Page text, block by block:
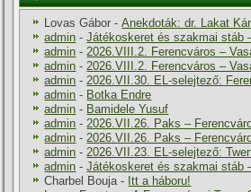
Lovas Gábor -Anekdoták: dr. Lakat
admin -Játékoskeret és szakmai stáb
admin -2026.VIII.2. Ferencváros –
admin -2026.VIII.2. Ferencváros –
admin -2026.VII.30. EL-selejtező:
admin - Botka Endre
admin - Bamidele Yusuf
admin -2026.VII.26. Paks –
admin -2026.VII.26. Paks –
admin -2026.VII.23. EL-selejtező:
admin -Játékoskeret és szakmai stáb
Charbel Bouja- Itt a háboru!